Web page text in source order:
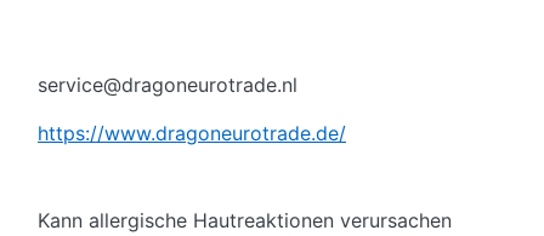
service@dragoneurotrade.nl
https://www.dragoneurotrade.de/
Kann allergische Hautreaktionen verursachen